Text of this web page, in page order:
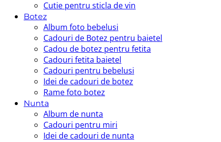
Cutie pentru sticla de vin
Botez
Album foto bebelusi
Cadouri de Botez pentru baietel
Cadou de botez pentru fetita
Cadouri fetita baietel
Cadouri pentru bebelusi
Idei de cadouri de botez
Rame foto botez
Nunta
Album de nunta
Cadouri pentru miri
Idei de cadouri de nunta